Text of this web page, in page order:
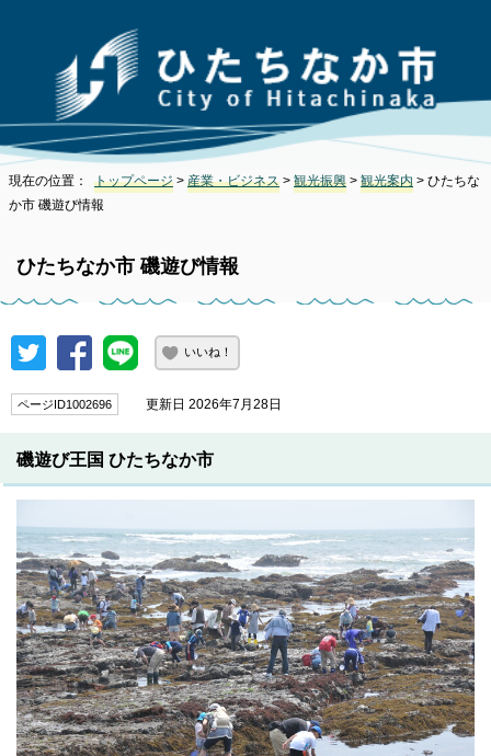
現在の位置： トップページ > 産業・ビジネス > 観光振興 > 観光案内 > ひたちな
か市 磯遊び情報
ひたちなか市 磯遊び情報
いいね！
ページID1002696 更新日 2026年7月28日
磯遊び王国 ひたちなか市